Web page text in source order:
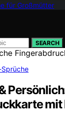
für Großmütter
SEARCH
Sprüche